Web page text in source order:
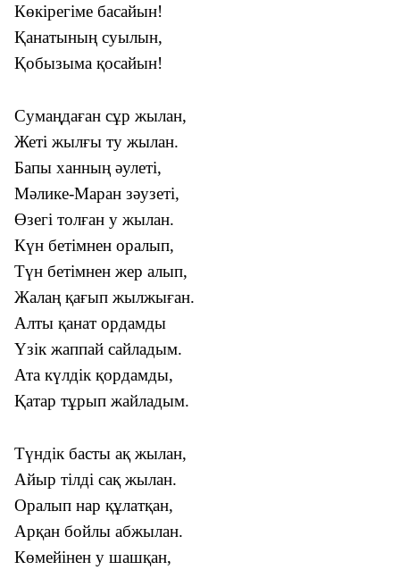
Көкірегіме басайын!
Қанатының суылын,
Қобызыма қосайын!
Сумаңдаған сұр жылан,
Жеті жылғы ту жылан.
Бапы ханның әулеті,
Мәлике-Маран зәузеті,
Өзегі толған у жылан.
Күн бетімнен оралып,
Түн бетімнен жер алып,
Жалаң қағып жылжыған.
Алты қанат ордамды
Үзік жаппай сайладым.
Ата күлдік қордамды,
Қатар тұрып жайладым.
Түндік басты ақ жылан,
Айыр тілді сақ жылан.
Оралып нар құлатқан,
Арқан бойлы абжылан.
Көмейінен у шашқан,